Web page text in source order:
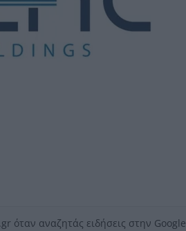
όταν αναζητάς ειδήσεις στην Google